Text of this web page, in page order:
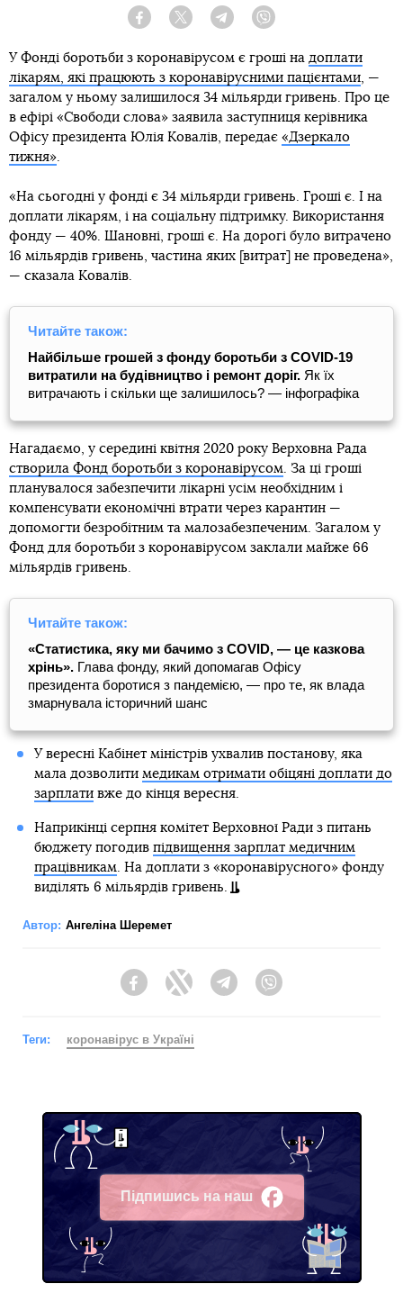
Facebook Twitter Telegram
У Фонді боротьби з коронавірусом є гроші на доплати
лікарям, які працюють з коронавірусними пацієнтами , —
загалом у ньому залишилося 34 мільярди гривень. Про це
в ефірі «Свободи слова» заявила заступниця керівника
Офісу президента Юлія Ковалів, передає «Дзеркало
тижня»
«На сьогодні у фонді є 34 мільярди гривень. Гроші є. І на
доплати лікарям, і на соціальну підтримку. Використання
фонду — 40%. Шановні, гроші є. На дорогі було витрачено
16 мільярдів гривень, частина яких [витрат] не проведена»,
— сказала Ковалів.
Читайте також:
Найбільше грошей з фонду боротьби з COVID-19
витратили на будівництво і ремонт доріг. Як їх
витрачають і скільки ще залишилось? — інфографіка
Нагадаємо, у середині квітня 2020 року Верховна Рада
створила Фонд боротьби з коронавірусом . За ці гроші
планувалося забезпечити лікарні усім необхідним і
компенсувати економічні втрати через карантин —
допомогти безробітним та малозабезпеченим. Загалом у
Фонд для боротьби з коронавірусом заклали майже 66
мільярдів гривень.
Читайте також:
«Статистика, яку ми бачимо з COVID, — це казкова
хрінь». Глава фонду, який допомагав Офісу
президента боротися з пандемією, — про те, як влада
змарнувала історичний шанс
У вересні Кабінет міністрів ухвалив постанову, яка
мала дозволити медикам отримати обіцяні доплати до
зарплативже до кінця вересня.
Наприкінці серпня комітет Верховної Ради з питань
бюджету погодив підвищення зарплат медичним
працівникам . На доплати з «коронавірусного» фонду
виділять 6 мільярдів гривень.
Автор: Ангеліна Шеремет
FacebookTwitter Telegram
Теги: коронавірус в Україні
Підпишись на наш
Facebook